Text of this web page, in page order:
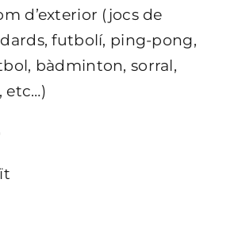
d’exterior (jocs de
futbolí, ping-pong,
bàdminton, sorral,
etc…)